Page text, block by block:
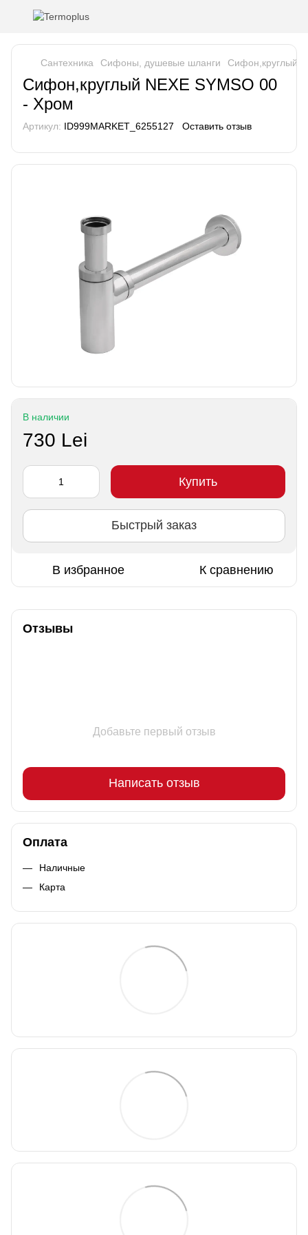
Сантехника Сифоны, душевые шланги Сифон,круглый
Сифон,круглый NEXE SYMSO 00
- Хром
Артикул: ID999MARKET_6255127 Оставить отзыв
В наличии
730 Lei
Купить
Быстрый заказ
В избранное К сравнению
Отзывы
Добавьте первый отзыв
Написать отзыв
Оплата
Наличные
Карта